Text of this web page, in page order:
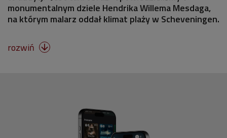
monumentalnym dziele Hendrika Willema Mesdaga,
na którym malarz oddał klimat plaży w Scheveningen.
rozwiń 